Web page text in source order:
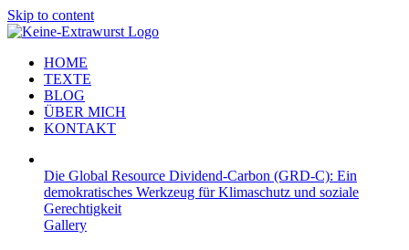
Skip to content
HOME
TEXTE
BLOG
ÜBER MICH
KONTAKT
Die Global Resource Dividend-Carbon (GRD-C): Ein
demokratisches Werkzeug für Klimaschutz und soziale
Gerechtigkeit
Gallery